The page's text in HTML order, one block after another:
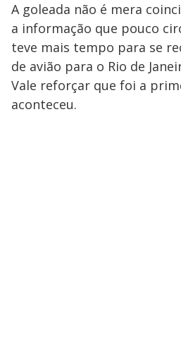
A goleada não é mera
a informação que pouco
teve mais tempo para se
de avião para o Rio de
Vale reforçar que foi a
aconteceu.